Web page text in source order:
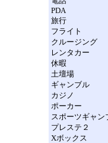
PDA
旅行
フライト
クルージング
レンタカー
休暇
土壇場
ギャンブル
カジノ
ポーカー
スポーツギャン
プレステ２
Xボックス